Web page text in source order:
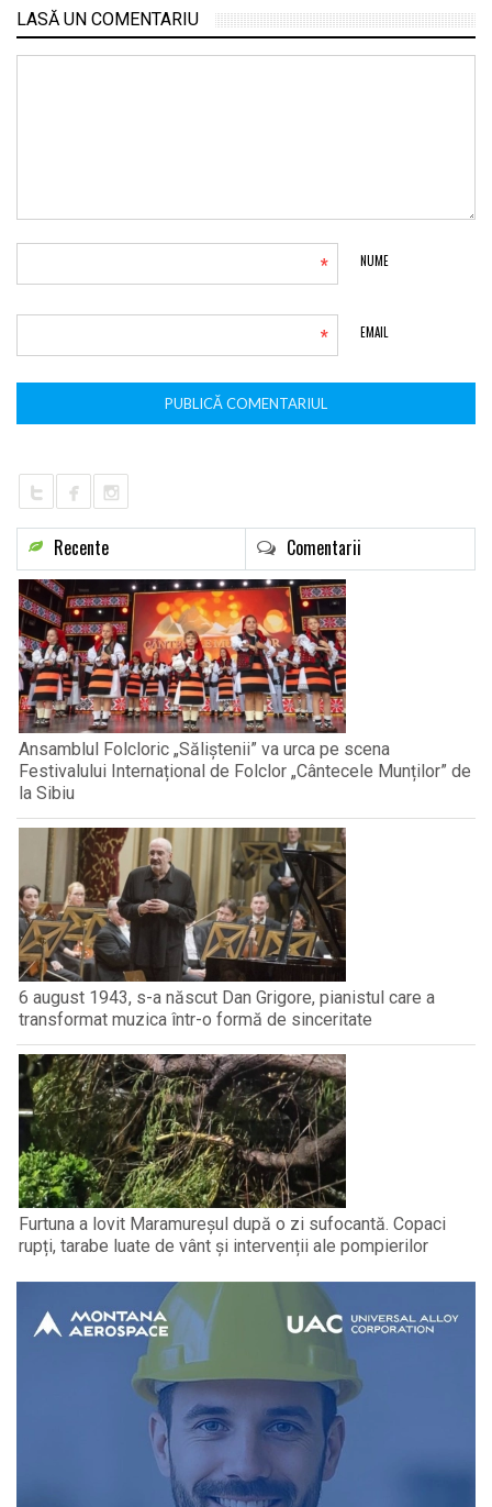
LASĂ UN COMENTARIU
NUME
*
EMAIL
*
Recente Comentarii
Ansamblul Folcloric „Săliștenii” va urca pe scena
Festivalului Internațional de Folclor „Cântecele Munților” de
la Sibiu
6 august 1943, s-a născut Dan Grigore, pianistul care a
transformat muzica într-o formă de sinceritate
Furtuna a lovit Maramureșul după o zi sufocantă. Copaci
rupți, tarabe luate de vânt și intervenții ale pompierilor